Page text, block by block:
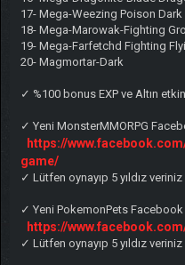
17- Mega-Weezing Poison Dark
18- Mega-Marowak-Fighting
19- Mega-Farfetchd Fighting
20- Magmortar-Dark
✓ %100 bonus EXP ve Altın
✓ Yeni MonsterMMORPG
https://
game/
✓ Lütfen oynayıp 5 yıldız veriniz
✓ Yeni PokemonPets
https://
✓ Lütfen oynayıp 5 yıldız veriniz